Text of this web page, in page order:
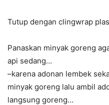
Tutup dengan clingwrap
Panaskan minyak goreng
api sedang…
–karena adonan lembek
minyak goreng lalu ambil
langsung goreng…